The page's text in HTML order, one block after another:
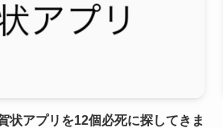
状アプリを12個必死に探してきま